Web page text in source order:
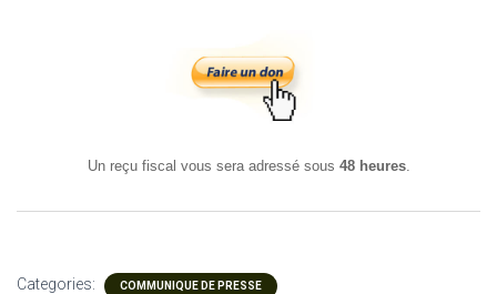
Un reçu fiscal vous sera adressé sous 48 heures.
Categories: COMMUNIQUE DE PRESSE